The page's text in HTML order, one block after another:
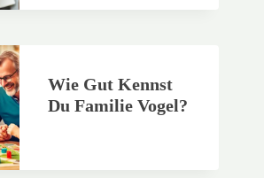
Wie Gut Kennst
Du Familie Vogel?